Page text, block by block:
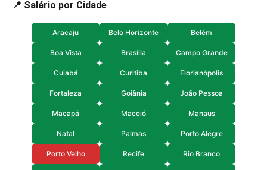
📍 Salário por Cidade
Aracaju Belo Horizonte Belém
Boa Vista Brasília Campo Grande
Cuiabá Curitiba Florianópolis
Fortaleza Goiânia João Pessoa
Macapá Maceió Manaus
Natal Palmas Porto Alegre
Porto Velho Recife Rio Branco